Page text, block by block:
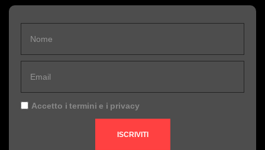
Accetto i termini e i privacy
ISCRIVITI